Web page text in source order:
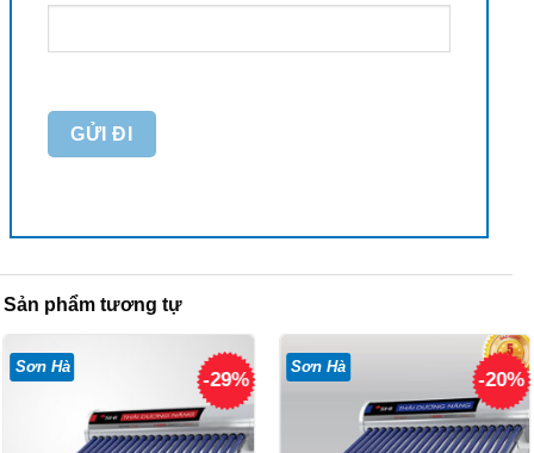
Sản phẩm tương tự
-29%
Sơn Hà
-20%
Sơn Hà